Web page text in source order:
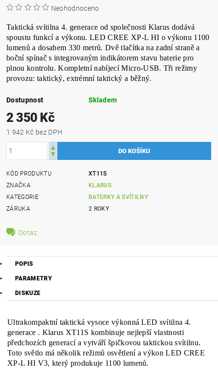
Neohodnoceno
Taktická svítilna 4. generace od společnosti Klarus dodává
spoustu funkcí a výkonu. LED CREE XP-L HI o výkonu 1100
lumenů a dosahem 330 metrů. Dvě tlačítka na zadní straně a
boční spínač s integrovaným indikátorem stavu baterie pro
plnou kontrolu. Kompletní nabíjecí Micro-USB. Tři režimy
provozu: taktický, extrémní taktický a běžný.
Dostupnost Skladem
2 350 Kč
1 942 Kč bez DPH
KÓD PRODUKTU
XT11S
ZNAČKA
KLARUS
KATEGORIE
BATERKY A SVÍTILNY
ZÁRUKA
2 ROKY
Dotaz
POPIS
PARAMETRY
DISKUZE
Ultrakompaktní taktická vysoce výkonná LED svítilna 4.
generace . Klarus XT11S kombinuje nejlepší vlastnosti
předchozích generací a vytváří špičkovou taktickou svítilnu.
Toto světlo má několik režimů osvětlení a výkon LED CREE
XP-L HI V3, který produkuje 1100 lumenů.